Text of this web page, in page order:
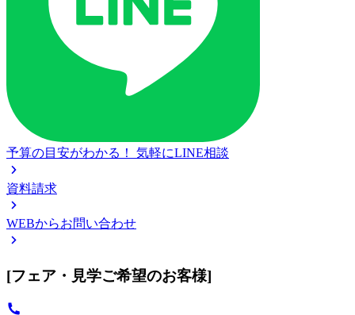
予算の目安がわかる！ 気軽にLINE相談
資料請求
WEBからお問い合わせ
[フェア・見学ご希望のお客様]